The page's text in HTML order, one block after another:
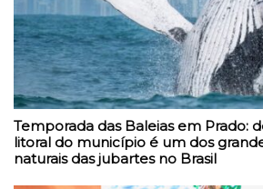
Temporada das Baleias em Prado:
litoral do município é um dos
naturais das jubartes no Brasil